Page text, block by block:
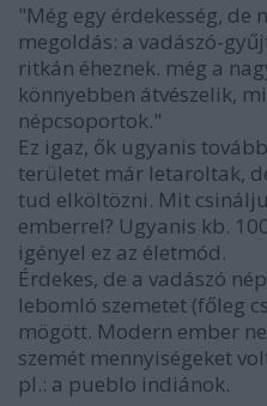
"Még egy érdekesség, de
megoldás: a vadászó-
ritkán éheznek. még a
könnyebben átvészelik,
népcsoportok."
Ez igaz, ők ugyanis
területet már letaroltak,
tud elköltözni. Mit
emberrel? Ugyanis kb.
igényel ez az életmód.
Érdekes, de a vadászó
lebomló szemetet (főleg
mögött. Modern ember
szemét mennyiségeket
pl.: a pueblo indiánok.